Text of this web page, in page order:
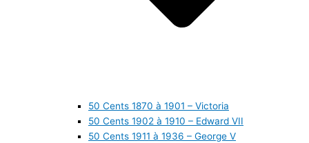
50 Cents 1870 à 1901 – Victoria
50 Cents 1902 à 1910 – Edward VII
50 Cents 1911 à 1936 – George V